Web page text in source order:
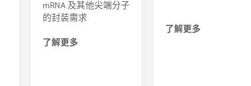
mRNA 及其他尖端分子
的封装需求
了解更多
了解更多